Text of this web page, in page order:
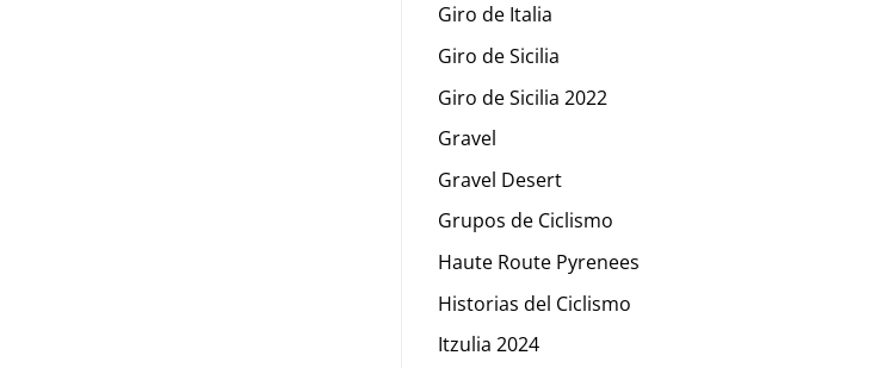
Giro de Italia
Giro de Sicilia
Giro de Sicilia 2022
Gravel
Gravel Desert
Grupos de Ciclismo
Haute Route Pyrenees
Historias del Ciclismo
Itzulia 2024